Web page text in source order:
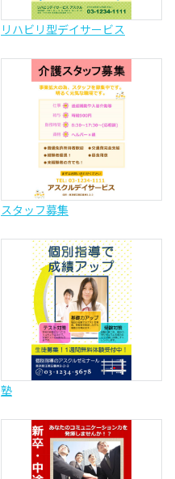
リハビリ型デイサービス
スタッフ募集
塾